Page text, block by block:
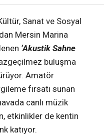
Sanat ve Sosyal
Mersin Marina
‘Akustik Sahne
buluşma
Amatör
fırsatı sunan
canlı müzik
etkinlikler de kentin
katıyor.